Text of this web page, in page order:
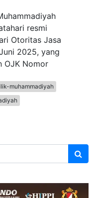
resmi
Otoritas Jasa
2025, yang
OJK Nomor
muhammadiyah